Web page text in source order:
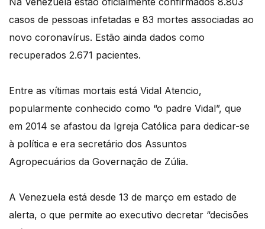
casos de pessoas infetadas e 83 mortes associadas ao
novo coronavírus. Estão ainda dados como
recuperados 2.671 pacientes.
Entre as vítimas mortais está Vidal Atencio,
popularmente conhecido como “o padre Vidal”, que
em 2014 se afastou da Igreja Católica para dedicar-se
à política e era secretário dos Assuntos
Agropecuários da Governação de Zúlia.
A Venezuela está desde 13 de março em estado de
alerta, o que permite ao executivo decretar “decisões